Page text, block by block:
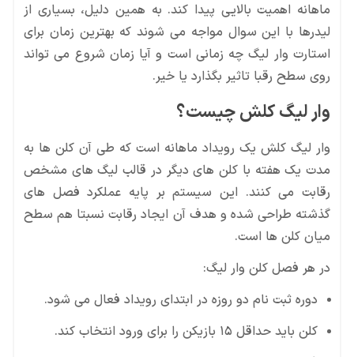
ماهانه اهمیت بالایی پیدا کند. به همین دلیل، بسیاری از
لیدرها با این سوال مواجه می شوند که بهترین زمان برای
استارت وار لیگ چه زمانی است و آیا زمان شروع می تواند
روی سطح رقبا تاثیر بگذارد یا خیر.
وار لیگ کلش چیست؟
وار لیگ کلش یک رویداد ماهانه است که طی آن کلن ها به
مدت یک هفته با کلن های دیگر در قالب لیگ های مشخص
رقابت می کنند. این سیستم بر پایه عملکرد فصل های
گذشته طراحی شده و هدف آن ایجاد رقابت نسبتا هم سطح
میان کلن ها است.
در هر فصل کلن وار لیگ:
دوره ثبت نام دو روزه در ابتدای رویداد فعال می شود.
کلن باید حداقل ۱۵ بازیکن را برای ورود انتخاب کند.